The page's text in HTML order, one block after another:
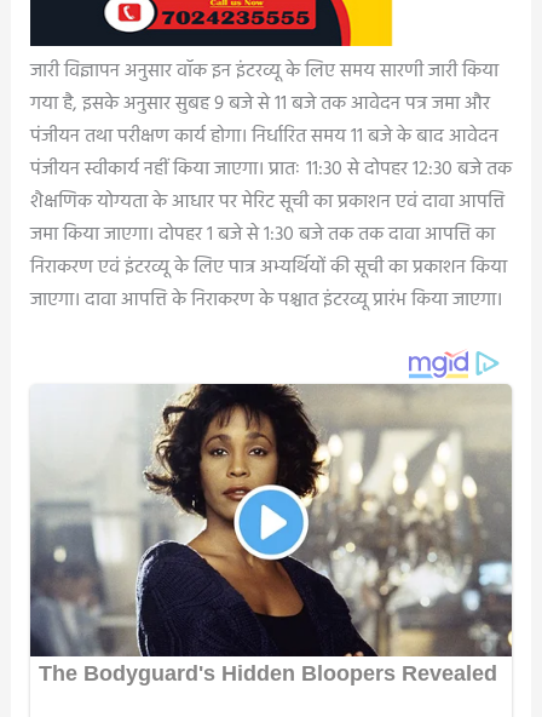
जारी विज्ञापन अनुसार वॉक इन इंटरव्यू के लिए समय सारणी जारी किया
गया है, इसके अनुसार सुबह 9 बजे से 11 बजे तक आवेदन पत्र जमा और
पंजीयन तथा परीक्षण कार्य होगा। निर्धारित समय 11 बजे के बाद आवेदन
पंजीयन स्वीकार्य नहीं किया जाएगा। प्रातः 11:30 से दोपहर 12:30 बजे तक
शैक्षणिक योग्यता के आधार पर मेरिट सूची का प्रकाशन एवं दावा आपत्ति
जमा किया जाएगा। दोपहर 1 बजे से 1:30 बजे तक तक दावा आपत्ति का
निराकरण एवं इंटरव्यू के लिए पात्र अभ्यर्थियों की सूची का प्रकाशन किया
जाएगा। दावा आपत्ति के निराकरण के पश्चात इंटरव्यू प्रारंभ किया जाएगा।